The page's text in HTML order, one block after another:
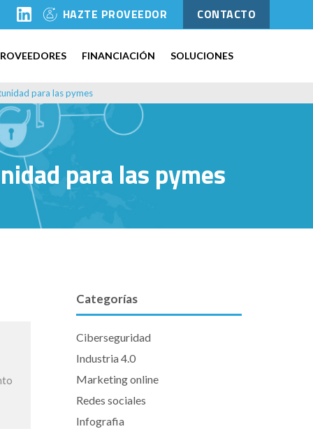
HAZTE PROVEEDOR CONTACTO
FINANCIACIÓN SOLUCIONES
para las pymes
para las pymes
Categorías
Ciberseguridad
Industria 4.0
Marketing online
Redes sociales
Infografia